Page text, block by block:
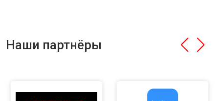
Наши партнёры